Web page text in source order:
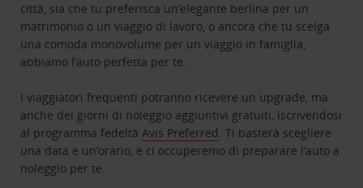
città, sia che tu preferisca un’elegante berlina per un
matrimonio o un viaggio di lavoro, o ancora che tu scelga
una comoda monovolume per un viaggio in famiglia,
abbiamo l’auto perfetta per te.
I viaggiatori frequenti potranno ricevere un upgrade, ma
anche dei giorni di noleggio aggiuntivi gratuiti, iscrivendosi
al programma fedeltàAvis Preferred. Ti basterà scegliere
una data e un’orario, e ci occuperemo di preparare l’auto a
noleggio per te.